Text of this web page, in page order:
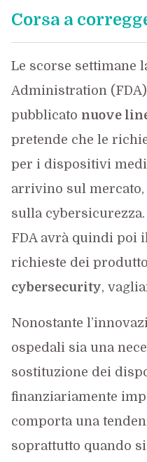
Corsa a
Le scorse settimane
Administration
pubblicato nuove
pretende che le
per i dispositivi
arrivino sul
sulla
FDA avrà quindi poi
richieste dei
cybersecurity,
Nonostante
ospedali sia una
sostituzione dei
finanziariamente
comporta una
soprattutto quando